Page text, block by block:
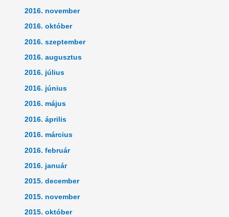
2016. november
2016. október
2016. szeptember
2016. augusztus
2016. július
2016. június
2016. május
2016. április
2016. március
2016. február
2016. január
2015. december
2015. november
2015. október